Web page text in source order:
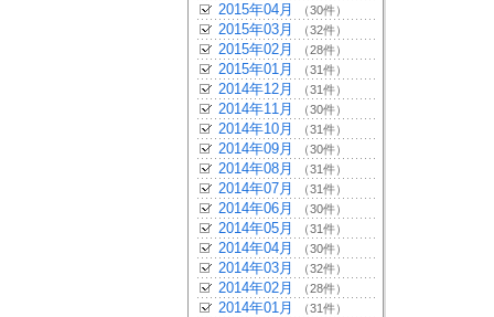
2015年04月 （30件）
2015年03月 （32件）
2015年02月 （28件）
2015年01月 （31件）
2014年12月 （31件）
2014年11月 （30件）
2014年10月 （31件）
2014年09月 （30件）
2014年08月 （31件）
2014年07月 （31件）
2014年06月 （30件）
2014年05月 （31件）
2014年04月 （30件）
2014年03月 （32件）
2014年02月 （28件）
2014年01月 （31件）